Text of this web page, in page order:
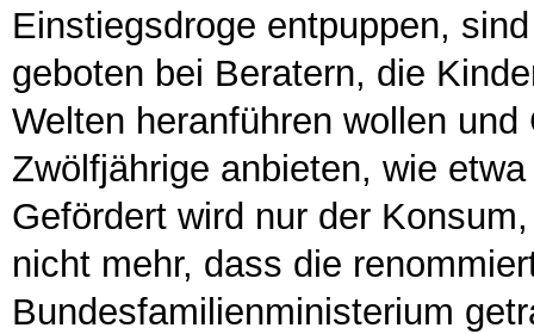
Einstiegsdroge entpuppen,
geboten bei Beratern, die
Welten heranführen wollen
Zwölfjährige anbieten, wie
Gefördert wird nur der
nicht mehr, dass die
Bundesfamilienministerium